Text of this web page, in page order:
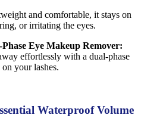
and comfortable, it stays on
or irritating the eyes.
Eye Makeup Remover:
effortlessly with a dual-phase
your lashes.
Waterproof Volume